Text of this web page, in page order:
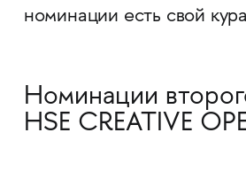
номинации есть свой
Номинации
HSE CREATIVE